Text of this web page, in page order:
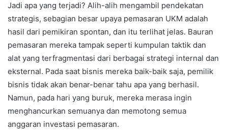
Jadi apa yang terjadi? Alih-alih mengambil pendekatan
strategis, sebagian besar upaya pemasaran UKM adalah
hasil dari pemikiran spontan, dan itu terlihat jelas. Bauran
pemasaran mereka tampak seperti kumpulan taktik dan
alat yang terfragmentasi dari berbagai strategi internal dan
eksternal. Pada saat bisnis mereka baik-baik saja, pemilik
bisnis tidak akan benar-benar tahu apa yang berhasil.
Namun, pada hari yang buruk, mereka merasa ingin
menghancurkan semuanya dan memotong semua
anggaran investasi pemasaran.